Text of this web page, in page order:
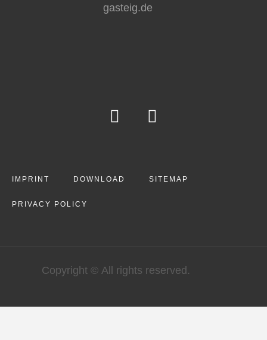
gasteig.de
IMPRINT DOWNLOAD SITEMAP
PRIVACY POLICY
Copyright © All rights reserved.